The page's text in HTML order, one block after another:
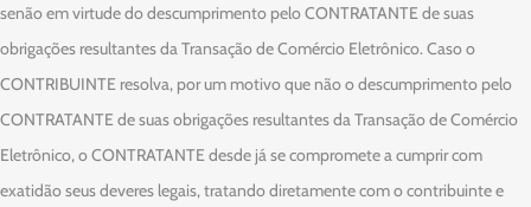
senão em virtude do descumprimento pelo CONTRATANTE de suas
obrigações resultantes da Transação de Comércio Eletrônico. Caso o
CONTRIBUINTE resolva, por um motivo que não o descumprimento pelo
CONTRATANTE de suas obrigações resultantes da Transação de Comércio
Eletrônico, o CONTRATANTE desde já se compromete a cumprir com
exatidão seus deveres legais, tratando diretamente com o contribuinte e